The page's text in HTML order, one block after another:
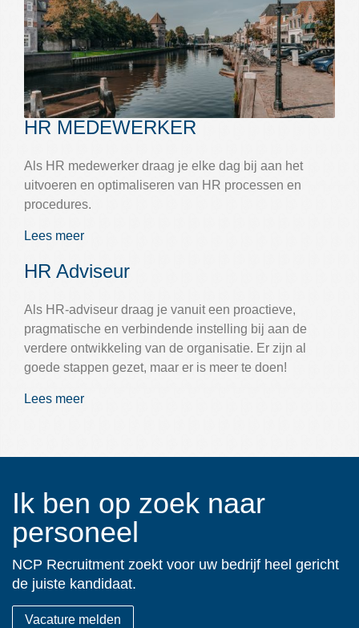
HR MEDEWERKER
Als HR medewerker draag je elke dag bij aan het
uitvoeren en optimaliseren van HR processen en
procedures.
Lees meer
HR Adviseur
Als HR-adviseur draag je vanuit een proactieve,
pragmatische en verbindende instelling bij aan de
verdere ontwikkeling van de organisatie. Er zijn al
goede stappen gezet, maar er is meer te doen!
Lees meer
Ik ben op zoek naar
personeel
NCP Recruitment zoekt voor uw bedrijf heel gericht
de juiste kandidaat.
Vacature melden